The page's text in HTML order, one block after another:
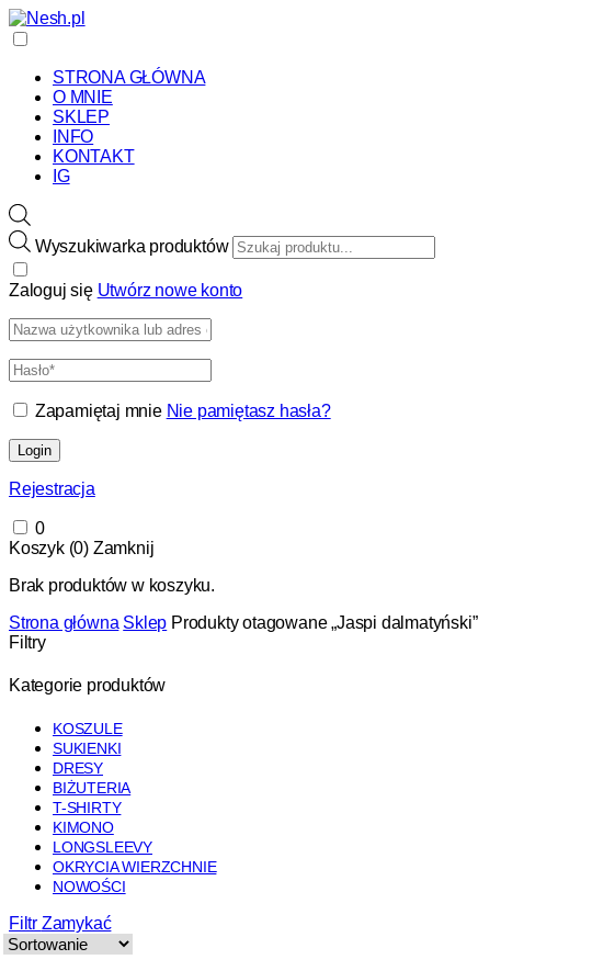
STRONA GŁÓWNA
O MNIE
SKLEP
INFO
KONTAKT
IG
Wyszukiwarka produktów
Zaloguj się Utwórz nowe konto
Zapamiętaj mnie Nie pamiętasz hasła?
Login
Rejestracja
0
Koszyk (0) Zamknij
Brak produktów w koszyku.
Strona główna Sklep Produkty otagowane „Jaspi dalmatyński”
Filtry
Kategorie produktów
KOSZULE
SUKIENKI
DRESY
BIŻUTERIA
T-SHIRTY
KIMONO
LONGSLEEVY
OKRYCIA WIERZCHNIE
NOWOŚCI
Filtr Zamykać